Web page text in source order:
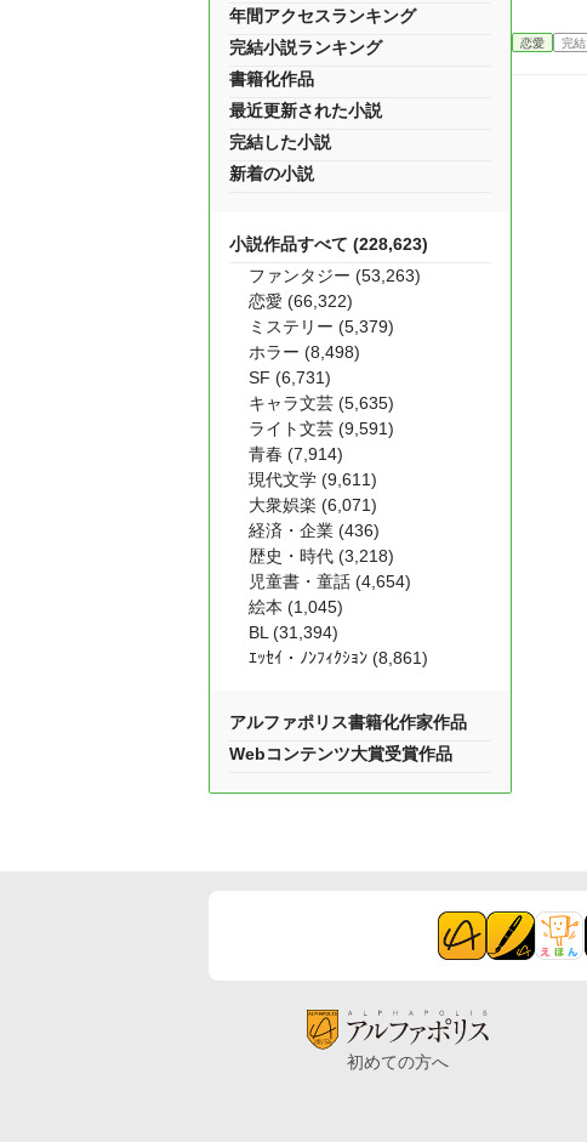
恋愛 完結
年間アクセスランキング
完結小説ランキング
書籍化作品
最近更新された小説
完結した小説
新着の小説
小説作品すべて (228,623)
ファンタジー (53,263)
恋愛 (66,322)
ミステリー (5,379)
ホラー (8,498)
SF (6,731)
キャラ文芸 (5,635)
ライト文芸 (9,591)
青春 (7,914)
現代文学 (9,611)
大衆娯楽 (6,071)
経済・企業 (436)
歴史・時代 (3,218)
児童書・童話 (4,654)
絵本 (1,045)
BL (31,394)
ｴｯｾｲ・ﾉﾝﾌｨｸｼｮﾝ (8,861)
アルファポリス書籍化作家作品
Webコンテンツ大賞受賞作品
初めての方へ